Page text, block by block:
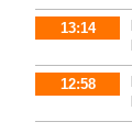
13:14
12:58